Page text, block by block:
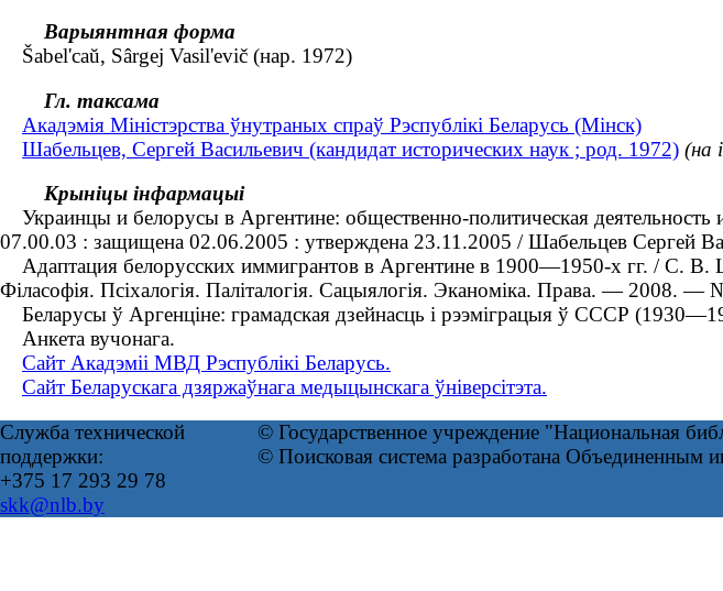
Варыянтная форма
Šabel'caŭ, Sârgej Vasil'evič (нар. 1972)
Гл. таксама
Акадэмія Міністэрства ўнутраных спраў Рэспублікі Беларусь (Мінск)
Шабельцев, Сергей Васильевич (кандидат исторических наук ; род. 1972) (на
Крыніцы інфармацыі
Украинцы и белорусы в Аргентине: общественно-политическая
07.00.03 : защищена 02.06.2005 : утверждена 23.11.2005 / Шабельцев Сергей
Адаптация белорусских иммигрантов в Аргентине в 1900—1950-х гг. / С. В.
Філасофія. Псіхалогія. Паліталогія. Сацыялогія. Эканоміка. Права. —
Беларусы ў Аргенціне: грамадская дзейнасць і рээміграцыя ў СССР
Анкета вучонага.
Сайт Акадэміі МВД Рэспублікі Беларусь.
Сайт Беларускага дзяржаўнага медыцынскага ўніверсітэта.
Служба технической
поддержки:
+375 17 293 29 78
skk@nlb.by
© Государственное учреждение "Национальная
© Поисковая система разработана